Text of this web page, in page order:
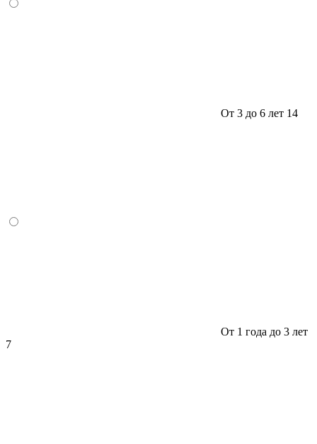
От 3 до 6 лет 14
От 1 года до 3 лет
7